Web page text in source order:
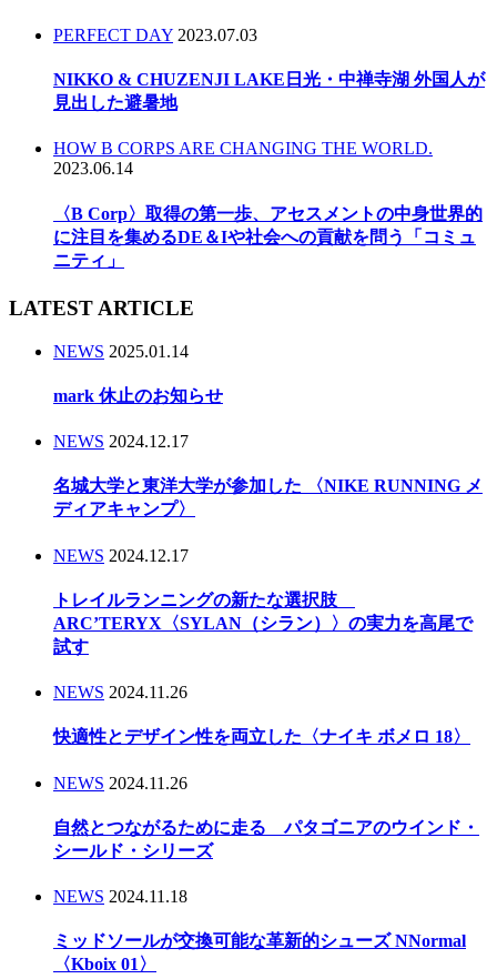
PERFECT DAY 2023.07.03
NIKKO & CHUZENJI LAKE日光・中禅寺湖 外国人が
見出した避暑地
HOW B CORPS ARE CHANGING THE WORLD.
2023.06.14
〈B Corp〉取得の第一歩、アセスメントの中身世界的
に注目を集めるDE＆Iや社会への貢献を問う「コミュ
ニティ」
LATEST ARTICLE
NEWS 2025.01.14
mark 休止のお知らせ
NEWS 2024.12.17
名城大学と東洋大学が参加した 〈NIKE RUNNING メ
ディアキャンプ〉
NEWS 2024.12.17
トレイルランニングの新たな選択肢
ARC’TERYX〈SYLAN（シラン）〉の実力を高尾で
試す
NEWS 2024.11.26
快適性とデザイン性を両立した〈ナイキ ボメロ 18〉
NEWS 2024.11.26
自然とつながるために走る パタゴニアのウインド・
シールド・シリーズ
NEWS 2024.11.18
ミッドソールが交換可能な革新的シューズ NNormal
〈Kboix 01〉